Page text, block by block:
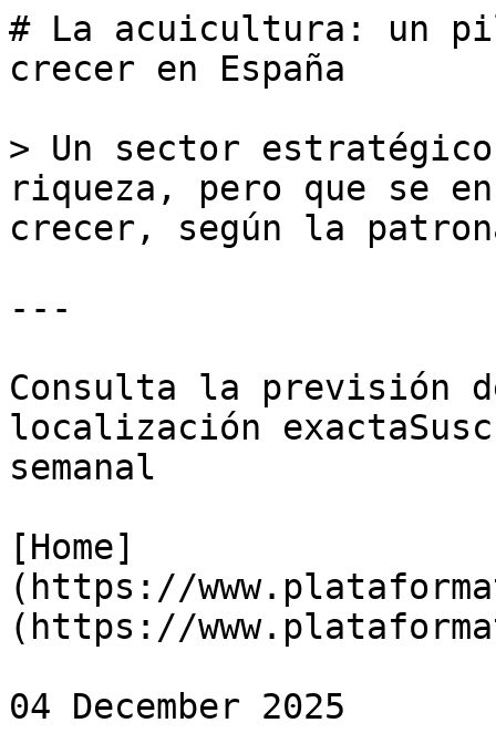
# La acuicultura: un
crecer en España
> Un sector estratégico
riqueza, pero que se
crecer, según la
---
Consulta la previsión
localización
semanal
[Home]
(https://
(https://
04 December 2025